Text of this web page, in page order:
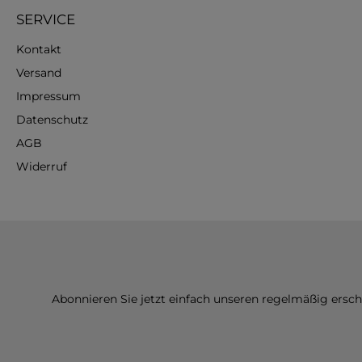
SERVICE
Kontakt
Versand
Impressum
Datenschutz
AGB
Widerruf
Abonnieren Sie jetzt einfach unseren regelmäßig